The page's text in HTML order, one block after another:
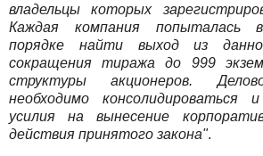
владельцы которых
Каждая компания попыталась в
порядке найти выход из
сокращения тиража до 999
структуры акционеров.
необходимо консолидироваться
усилия на вынесение
действия принятого закона".